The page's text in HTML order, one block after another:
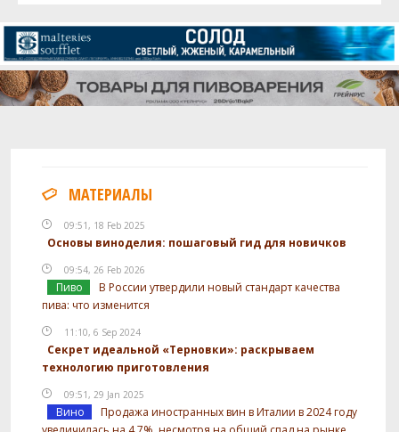
МАТЕРИАЛЫ
09:51, 18 Feb 2025
Основы виноделия: пошаговый гид для новичков
09:54, 26 Feb 2026
Пиво
В России утвердили новый стандарт качества
пива: что изменится
11:10, 6 Sep 2024
Секрет идеальной «Терновки»: раскрываем
технологию приготовления
09:51, 29 Jan 2025
Вино
Продажа иностранных вин в Италии в 2024 году